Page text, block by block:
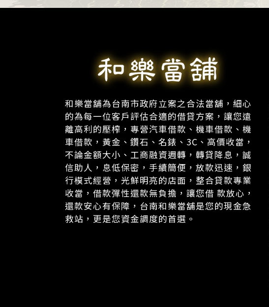
和樂當舖為台南市政府立案之合法當舖，細心
的為每一位客戶評估合適的借貸方案，讓您遠
離高利的壓榨，專營汽車借款、機車借款、機
車借款，黃金、鑽石、名錶、3C、高價收當，
不論金額大小、工商融資週轉，轉貸降息，誠
信助人，息低保密，手續簡便，放款迅速，銀
行模式經營，光鮮明亮的店面，整合貸款專業
收當，借款彈性還款無負擔，讓您借 款放心，
還款安心有保障，台南和樂當舖是您的現金急
救站，更是您資金調度的首選。